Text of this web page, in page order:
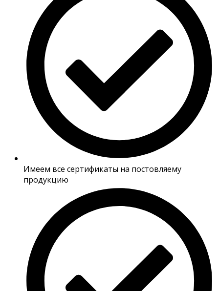
Имеем все сертификаты на постовляему
продукцию